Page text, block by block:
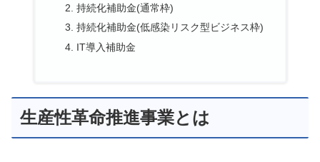
持続化補助金(通常枠)
持続化補助金(低感染リスク型ビジネス枠)
IT導入補助金
生産性革命推進事業とは